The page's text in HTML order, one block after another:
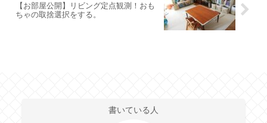
【お部屋公開】リビング定点観測！おも
ちゃの取捨選択をする。
書いている人